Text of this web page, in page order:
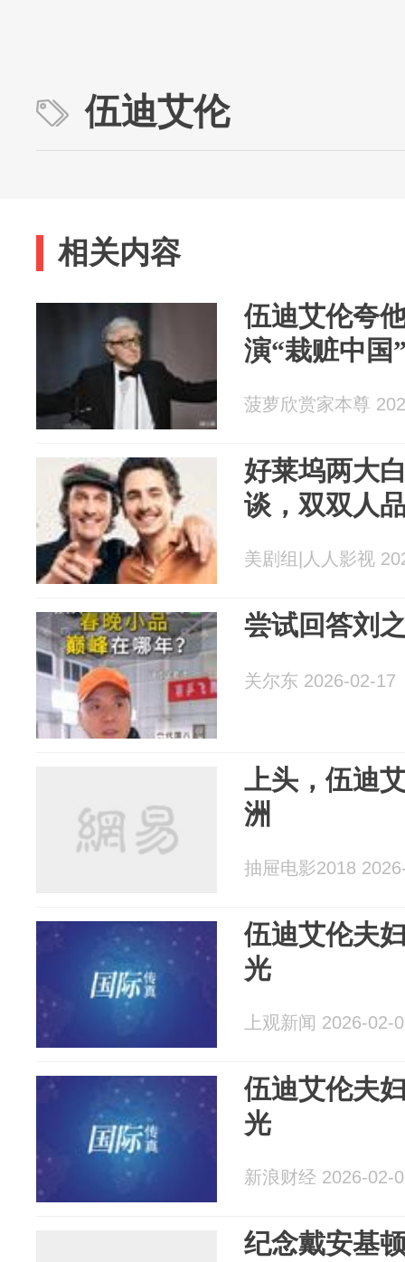
伍迪艾伦
相关内容
伍迪艾伦夸
演“栽赃中国
菠萝欣赏家本尊
好莱坞两大
谈，双双人
美剧组|人人影视
尝试回答刘
关尔东 2026-02-17
上头，伍迪
洲
抽屉电影2018
伍迪艾伦夫
光
上观新闻 2026-02-
伍迪艾伦夫
光
新浪财经 2026-02-
纪念戴安基